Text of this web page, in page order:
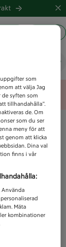
som
att välja Jag
syften som
tillhandahålla”.
de. Om
som du ser
meny för att
genom att klicka
Dina val
finns i vår
Använda
Mäta
kombinationer